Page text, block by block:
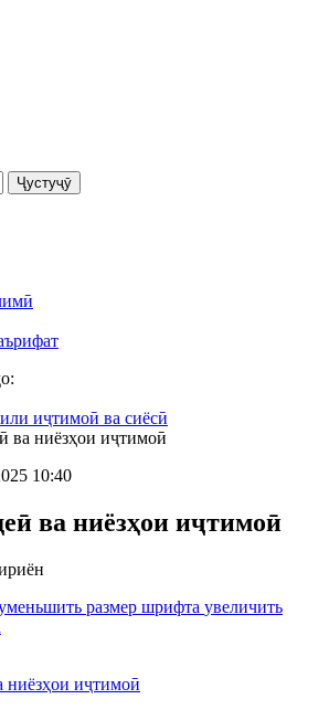
Ҷустуҷӯ
иҷтимоӣ ва сиёсӣ
ва ниёзҳои иҷтимоӣ
10:40
ва ниёзҳои иҷтимоӣ
размер шрифта увеличить